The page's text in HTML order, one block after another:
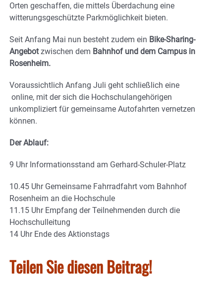
Orten geschaffen, die mittels Überdachung eine
witterungsgeschützte Parkmöglichkeit bieten.
Seit Anfang Mai nun besteht zudem ein Bike-Sharing-
Angebotzwischen dem Bahnhof und dem Campus in
Rosenheim.
Voraussichtlich Anfang Juli geht schließlich eine
online, mit der sich die Hochschulangehörigen
unkompliziert für gemeinsame Autofahrten vernetzen
können.
Der Ablauf:
9 Uhr Informationsstand am Gerhard-Schuler-Platz
10.45 Uhr Gemeinsame Fahrradfahrt vom Bahnhof
Rosenheim an die Hochschule
11.15 Uhr Empfang der Teilnehmenden durch die
Hochschulleitung
14 Uhr Ende des Aktionstags
Teilen Sie diesen Beitrag!